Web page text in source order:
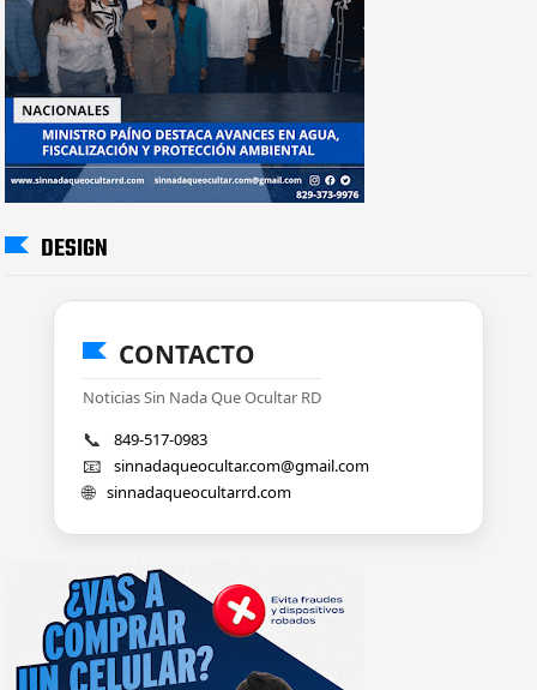
DESIGN
CONTACTO
Noticias Sin Nada Que Ocultar RD
📞 849-517-0983
📧 sinnadaqueocultar.com@gmail.com
🌐 sinnadaqueocultarrd.com